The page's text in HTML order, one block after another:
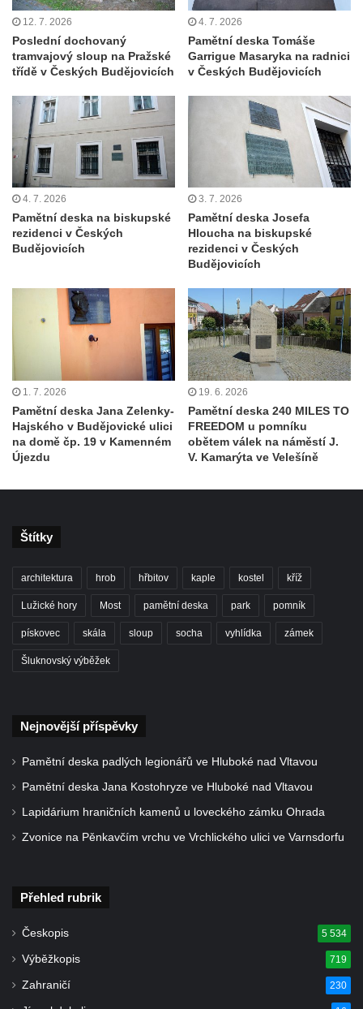
Šenově
Hrob Heinricha Hoffmanna na hřbitově ve
Velkém Šenově
Hrob Heinricha Wünscheho na hřbitově ve
Velkém Šenově
Kenotaf Gerharda Poschera na hřbitově ve
Velkém Šenově
Kenotaf Gerharda Adolfa Johanna Sauera
na hřbitově ve Velkém Šenově
Pomník obětem 1. světové války před
kostelem svatého Bartoloměje ve Velkém
Kenotaf Václava Liprta na hřbitově v
Cítolibech
Kenotaf Františka Malypetra na hřbitově v
Hrob Derbákových na hřbitově v Cítolibech
Hrob Františka Morkera na hřbitově v
Cítolibech
Hrob Josefa Fronka na hřbitově v Cítolibech
Pamětní deska Jaroslava Lhotského na
zámkem v Cítolibech
Pomník na místě hrobu ruských vojáků z
Hrob Antonína Švejdy na hřbitově v
Chlumčanech
Chlumčanech
Hrob Josefa Fořta na hřbitově v
Chlumčanech
12. 7. 2026
Poslední dochovaný
tramvajový sloup na Pražské
třídě v Českých Budějovicích
4. 7. 2026
Pamětní deska Tomáše
Garrigue Masaryka na radnici
v Českých Budějovicích
4. 7. 2026
Pamětní deska na biskupské
rezidenci v Českých
Budějovicích
3. 7. 2026
Pamětní deska Josefa
Hloucha na biskupské
rezidenci v Českých
Budějovicích
1. 7. 2026
Pamětní deska Jana Zelenky-
Hajského v Budějovické ulici
na domě čp. 19 v Kamenném
Újezdu
19. 6. 2026
Pamětní deska 240 MILES TO
FREEDOM u pomníku
obětem válek na náměstí J.
V. Kamarýta ve Velešíně
Štítky
architektura hrob hřbitov kaple kostel kříž
Lužické hory Most pamětní deska park pomník
pískovec skála sloup socha vyhlídka zámek
Šluknovský výběžek
Nejnovější příspěvky
Pamětní deska padlých legionářů ve Hluboké nad Vltavou
Pamětní deska Jana Kostohryze ve Hluboké nad Vltavou
Lapidárium hraničních kamenů u loveckého zámku Ohrada
Zvonice na Pěnkavčím vrchu ve Vrchlického ulici ve Varnsdorfu
Přehled rubrik
Českopis 5 534
Výběžkopis 719
Zahraničí 230